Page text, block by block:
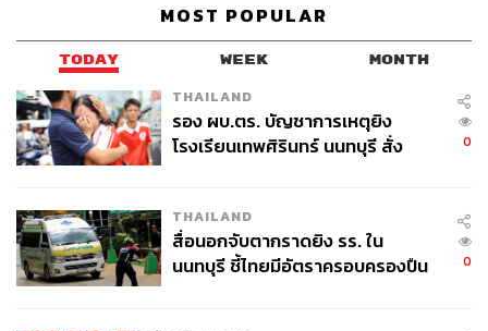
MOST POPULAR
TODAY WEEK MONTH
THAILAND
รอง ผบ.ตร. บัญชาการเหตุยิง
โรงเรียนเทพศิรินทร์ นนทบุรี สั่ง
0
THAILAND
สื่อนอกจับตากราดยิง รร. ใน
นนทบุรี ชี้ไทยมีอัตราครอบครองปืน
0